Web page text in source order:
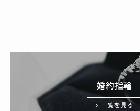
婚約指輪
一覧を見る